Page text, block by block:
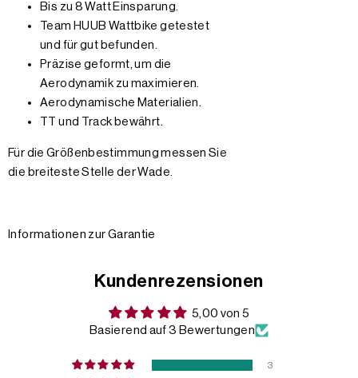
Bis zu 8 Watt Einsparung.
Team HUUB Wattbike getestet
und für gut befunden.
Präzise geformt, um die
Aerodynamik zu maximieren.
Aerodynamische Materialien.
TT und Track bewährt.
Für die Größenbestimmung messen Sie
die breiteste Stelle der Wade.
Informationen zur Garantie
Kundenrezensionen
5,00 von 5
Basierend auf 3 Bewertungen
3